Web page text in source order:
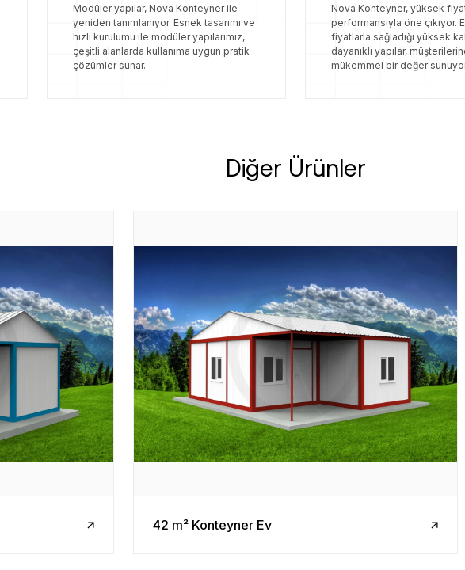
Modüler yapılar, Nova Konteyner ile
yeniden tanımlanıyor. Esnek tasarımı ve
hızlı kurulumu ile modüler yapılarımız,
çeşitli alanlarda kullanıma uygun pratik
çözümler sunar.
Nova Konteyner, yüksek
performansıyla öne çıkıyor.
fiyatlarla sağladığı yüksek
dayanıklı yapılar,
mükemmel bir değer
Diğer Ürünler
42 m² Konteyner Ev